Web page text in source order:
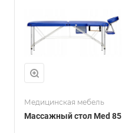
Медицинская мебель
Массажный стол Med 85